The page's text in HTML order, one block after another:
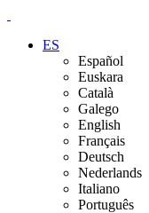
ES
Español
Euskara
Català
Galego
English
Français
Deutsch
Nederlands
Italiano
Português